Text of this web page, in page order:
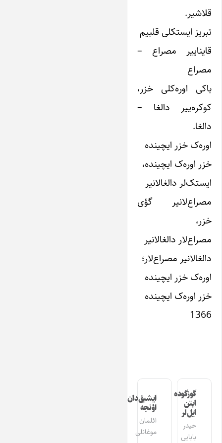
قلاشیر.
تبریز ایستکلی قلبیم
قایناییر مصراع –
مصراع
باکی اوره‌کلی خزر،
‌کوکره‌ییر دالغا –
دالغا.
اوره‌ک خزر ایچینده
خزر اوره‌ک ایچینده،
ایستک‌لر دالغا‌لانیر
مصراع‌لانیر گؤی
خزر،
مصراع‌‌لار دالغا‌لانیر
دالغا‌لانیر مصراع‌‌لار؛
اوره‌ک خزر ایچینده
خزر اوره‌ک ایچینده
1366
گوزگوده
ایتن
ایل‌لر
حیدر
بابایی
ایشیق‌دان
اؤنجه
ائلمان
موغانلی